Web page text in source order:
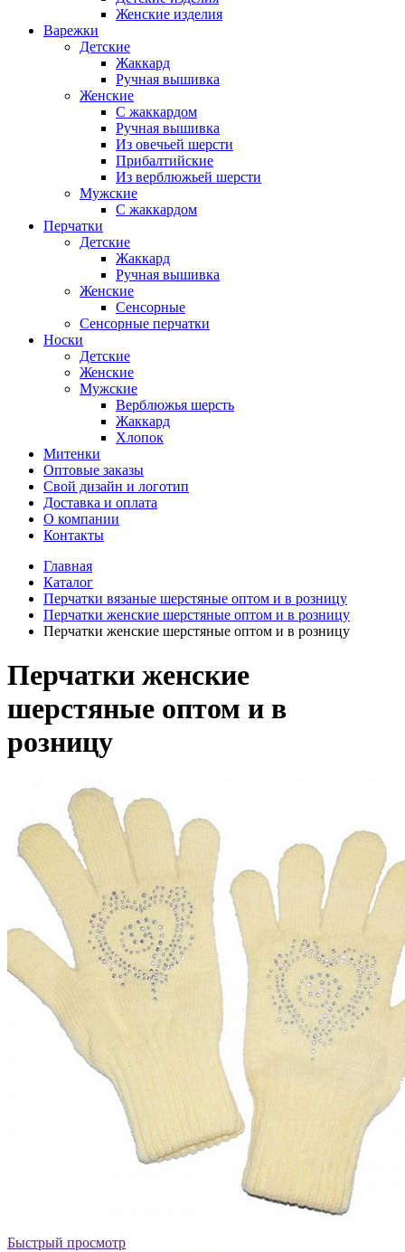
Женские изделия
Варежки
Детские
Жаккард
Ручная вышивка
Женские
С жаккардом
Ручная вышивка
Из овечьей шерсти
Прибалтийские
Из верблюжьей шерсти
Мужские
С жаккардом
Перчатки
Детские
Жаккард
Ручная вышивка
Женские
Сенсорные
Сенсорные перчатки
Носки
Детские
Женские
Мужские
Верблюжья шерсть
Жаккард
Хлопок
Митенки
Оптовые заказы
Свой дизайн и логотип
Доставка и оплата
О компании
Контакты
Главная
Каталог
Перчатки вязаные шерстяные оптом и в розницу
Перчатки женские шерстяные оптом и в розницу
Перчатки женские шерстяные оптом и в розницу
Перчатки женские
шерстяные оптом и в
розницу
Быстрый просмотр